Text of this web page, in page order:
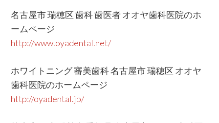
名古屋市 瑞穂区 歯科 歯医者 オオヤ歯科医院のホ
ームページ
http://www.oyadental.net/
ホワイトニング 審美歯科 名古屋市 瑞穂区 オオヤ
歯科医院のホームページ
http://oyadental.jp/